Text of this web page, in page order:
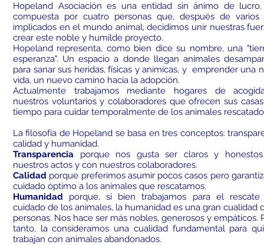
Hopeland Asociación es una entidad sin ánimo de lucro.
compuesta por cuatro personas que, después de varios
implicados en el mundo animal, decidimos unir nuestras
crear este noble y humilde proyecto.
Hopeland representa, como bien dice su nombre, una
esperanza". Un espacio a donde llegan animales
para sanar sus heridas, físicas y anímicas, y emprender una
vida, un nuevo camino hacia la adopción.
Actualmente trabajamos mediante hogares de
nuestros voluntarios y colaboradores que ofrecen sus
tiempo para cuidar temporalmente de los animales
La filosofía de Hopeland se basa en tres conceptos:
calidad y humanidad.
Transparencia porque nos gusta ser claros y
nuestros actos y con nuestros colaboradores.
Calidad porque preferimos asumir pocos casos pero
cuidado óptimo a los animales que rescatamos.
Humanidad porque, si bien trabajamos para el
cuidado de los animales, la humanidad es una gran cualidad
personas. Nos hace ser más nobles, generosos y empáticos.
tanto, la consideramos una cualidad fundamental para
trabajan con animales abandonados.